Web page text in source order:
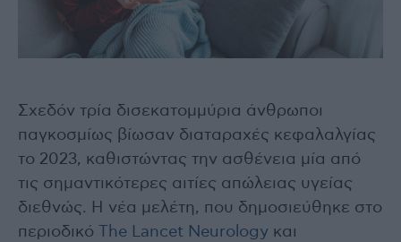
Σχεδόν τρία δισεκατομμύρια άνθρωποι
παγκοσμίως βίωσαν διαταραχές κεφαλαλγίας
το 2023, καθιστώντας την ασθένεια μία από
τις σημαντικότερες αιτίες απώλειας υγείας
διεθνώς. Η νέα μελέτη, που δημοσιεύθηκε στο
περιοδικό
The Lancet Neurology και